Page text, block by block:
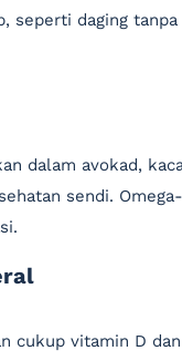
seperti daging
dalam avokad,
sendi.
cukup vitamin D